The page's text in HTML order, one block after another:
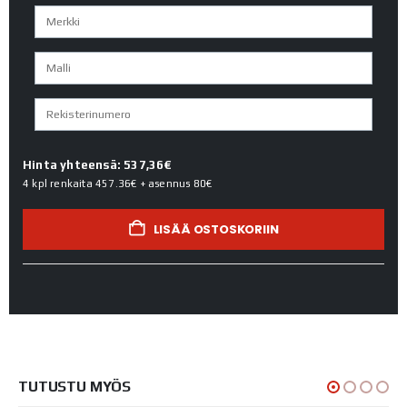
Hinta yhteensä: 537,36€
4 kpl renkaita 457.36€ + asennus 80€
LISÄÄ OSTOSKORIIN
TUTUSTU MYÖS